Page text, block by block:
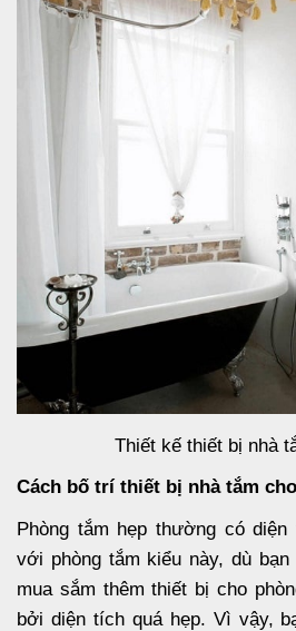
Thiết kế thiết bị nhà
Cách bố trí thiết bị nhà tắm
Phòng tắm hẹp thường có
với phòng tắm kiểu này, dù
mua sắm thêm thiết bị cho
bởi diện tích quá hẹp. Vì vậy,